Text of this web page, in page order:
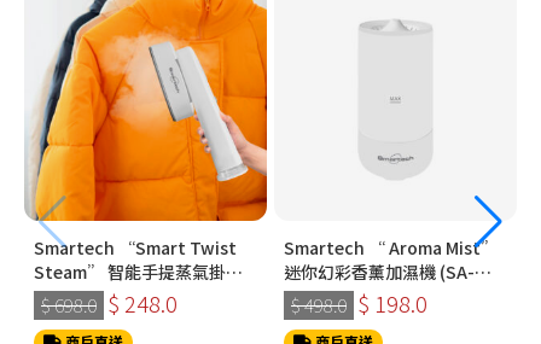
Smartech “Smart Twist
Steam” 智能手提蒸氣掛燙
機 (SS-8108)
$ 698.0 $ 248.0
Smartech “ Aroma Mist”
迷你幻彩香薰加濕機 (SA-
8009)
$ 498.0 $ 198.0